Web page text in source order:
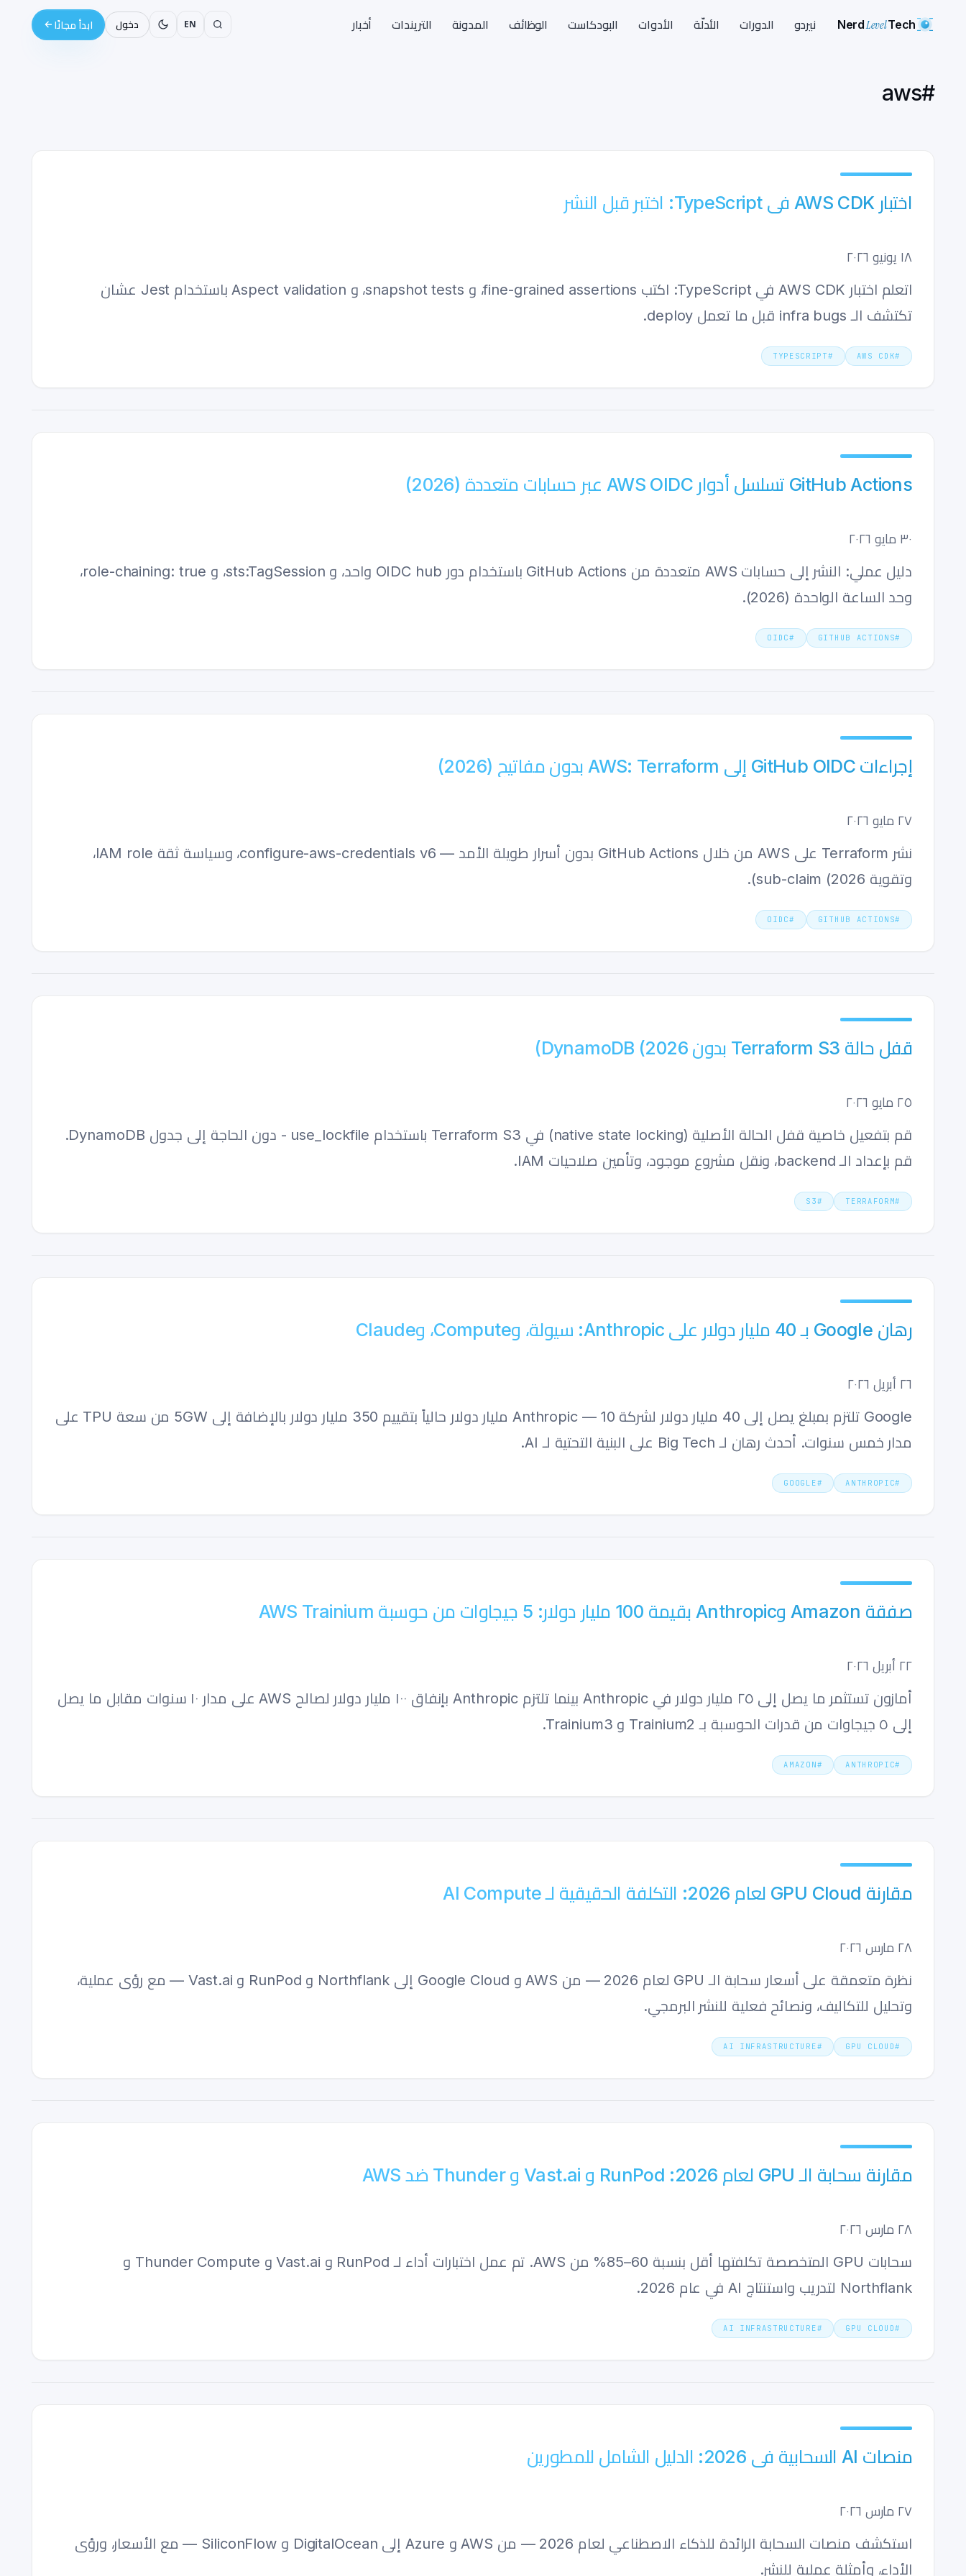
NerdLevelTech نيردو الدورات الأدلّة الأدوات البودكاست الوظائف المدونة التريندات أخبار EN دخول ابدأ مجانًا
#
aws
اختبار AWS CDK في TypeScript: اختبر قبل النشر
١٨ يونيو ٢٠٢٦
اتعلم اختبار AWS CDK في TypeScript: اكتب fine-grained assertions، و snapshot tests، و Aspect validation باستخدام Jest عشان
تكتشف الـ infra bugs قبل ما تعمل deploy.
#
AWS CDK
#
TYPESCRIPT
GitHub Actions تسلسل أدوار AWS OIDC عبر حسابات متعددة (2026)
٣٠ مايو ٢٠٢٦
دليل عملي: النشر إلى حسابات AWS متعددة من GitHub Actions باستخدام دور OIDC hub واحد، و sts:TagSession، و role-chaining: true،
وحد الساعة الواحدة (2026).
#
GITHUB ACTIONS
#
OIDC
إجراءات GitHub OIDC إلى AWS: Terraform بدون مفاتيح (2026)
٢٧ مايو ٢٠٢٦
نشر Terraform على AWS من خلال GitHub Actions بدون أسرار طويلة الأمد — configure-aws-credentials v6، وسياسة ثقة IAM role،
وتقوية sub-claim (2026).
#
GITHUB ACTIONS
#
OIDC
قفل حالة Terraform S3 بدون DynamoDB (2026)
٢٥ مايو ٢٠٢٦
قم بتفعيل خاصية قفل الحالة الأصلية (native state locking) في Terraform S3 باستخدام use_lockfile - دون الحاجة إلى جدول DynamoDB.
قم بإعداد الـ backend، ونقل مشروع موجود، وتأمين صلاحيات IAM.
#
TERRAFORM
#
S3
رهان Google بـ 40 مليار دولار على Anthropic: سيولة، وCompute، وClaude
٢٦ أبريل ٢٠٢٦
Google تلتزم بمبلغ يصل إلى 40 مليار دولار لشركة Anthropic — 10 مليار دولار حالياً بتقييم 350 مليار دولار بالإضافة إلى 5GW من سعة TPU على
مدار خمس سنوات. أحدث رهان لـ Big Tech على البنية التحتية لـ AI.
#
ANTHROPIC
#
GOOGLE
صفقة Amazon وAnthropic بقيمة 100 مليار دولار: 5 جيجاوات من حوسبة AWS Trainium
٢٢ أبريل ٢٠٢٦
أمازون تستثمر ما يصل إلى ٢٥ مليار دولار في Anthropic بينما تلتزم Anthropic بإنفاق ١٠٠ مليار دولار لصالح AWS على مدار ١٠ سنوات مقابل ما يصل
إلى ٥ جيجاوات من قدرات الحوسبة بـ Trainium2 و Trainium3.
#
ANTHROPIC
#
AMAZON
مقارنة GPU Cloud لعام 2026: التكلفة الحقيقية لـ AI Compute
٢٨ مارس ٢٠٢٦
نظرة متعمقة على أسعار سحابة الـ GPU لعام 2026 — من AWS و Google Cloud إلى Northflank و RunPod و Vast.ai — مع رؤى عملية،
وتحليل للتكاليف، ونصائح فعلية للنشر البرمجي.
#
GPU CLOUD
#
AI INFRASTRUCTURE
مقارنة سحابة الـ GPU لعام 2026: RunPod و Vast.ai و Thunder ضد AWS
٢٨ مارس ٢٠٢٦
سحابات GPU المتخصصة تكلفتها أقل بنسبة 60–85% من AWS. تم عمل اختبارات أداء لـ RunPod و Vast.ai و Thunder Compute و
Northflank لتدريب واستنتاج AI في عام 2026.
#
GPU CLOUD
#
AI INFRASTRUCTURE
منصات AI السحابية في 2026: الدليل الشامل للمطورين
٢٧ مارس ٢٠٢٦
استكشف منصات السحابة الرائدة للذكاء الاصطناعي لعام 2026 — من AWS و Azure إلى DigitalOcean و SiliconFlow — مع الأسعار، ورؤى
الأداء، وأمثلة عملية للنشر.